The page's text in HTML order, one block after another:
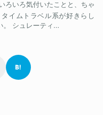
ろいろ気付いたことと、ちゃ
イムトラベル系が好きらし
。 シュレーティ...